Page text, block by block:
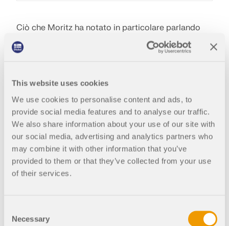
This website uses cookies
We use cookies to personalise content and ads, to
provide social media features and to analyse our traffic.
We also share information about your use of our site with
our social media, advertising and analytics partners who
may combine it with other information that you’ve
provided to them or that they’ve collected from your use
of their services.
Selection
Necessary
Ciò che Moritz ha notato in particolare parlando
con i suoi ospiti: Non ci sono
quasi investitoricome
te nella scena delle start-up. Perché?
per il quale non c'è ancora una soluzione. E poi
hanno sviluppato una soluzione per questo. ' ' "
Di conseguenza, probabilmente avevi già clienti
durante lo sviluppo, perché finalmente era chiaro:
C'è sicuramente un bisogno. Qui, non si parte da
un'idea per un prodotto e poi si cerca il bisogno
attraverso gli studi, ma viceversa. Gli investitori
sono raramente necessari.
Ora, naturalmente, sorge la domanda se le start-up